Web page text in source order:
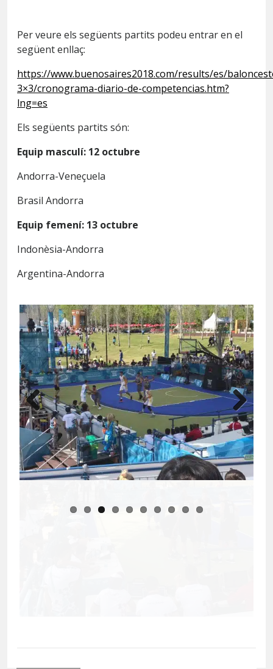
Per veure els següents partits podeu entrar en el
següent enllaç:
https://www.buenosaires2018.com/results/es/
3×3/cronograma-diario-de-competencias.htm?
lng=es
Els següents partits són:
Equip masculí: 12 octubre
Andorra-Veneçuela
Brasil Andorra
Equip femení: 13 octubre
Indonèsia-Andorra
Argentina-Andorra
Previous Next